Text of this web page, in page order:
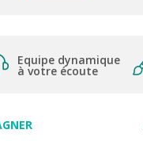
Equipe dynamique
à votre écoute